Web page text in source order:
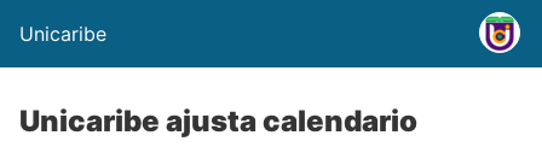
Unicaribe
Unicaribe ajusta calendario